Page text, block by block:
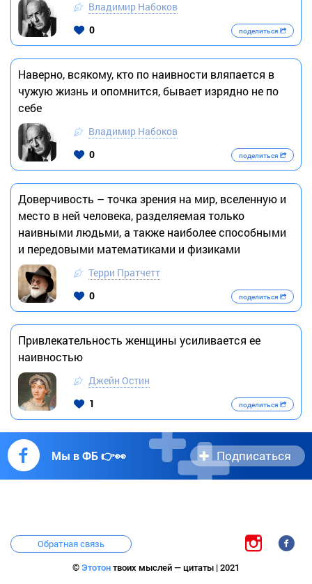
Владимир Набоков
0
поделиться
Наверно, всякому, кто по наивности вляпается в
чужую жизнь и опомнится, бывает изрядно не по
себе
Владимир Набоков
0
поделиться
Доверчивость – точка зрения на мир, вселенную и
место в ней человека, разделяемая только
наивными людьми, а также наиболее способными
и передовыми математиками и физиками
Терри Пратчетт
0
поделиться
Привлекательность женщины усиливается ее
наивностью
Джейн Остин
1
поделиться
Мы в ФБ 👉👀 Подписаться
Обратная связь
© Этотон твоих мыслей — цитаты | 2021